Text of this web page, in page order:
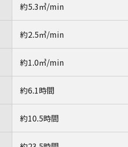
約5.3㎥/min
約2.5㎥/min
約1.0㎥/min
約6.1時間
約10.5時間